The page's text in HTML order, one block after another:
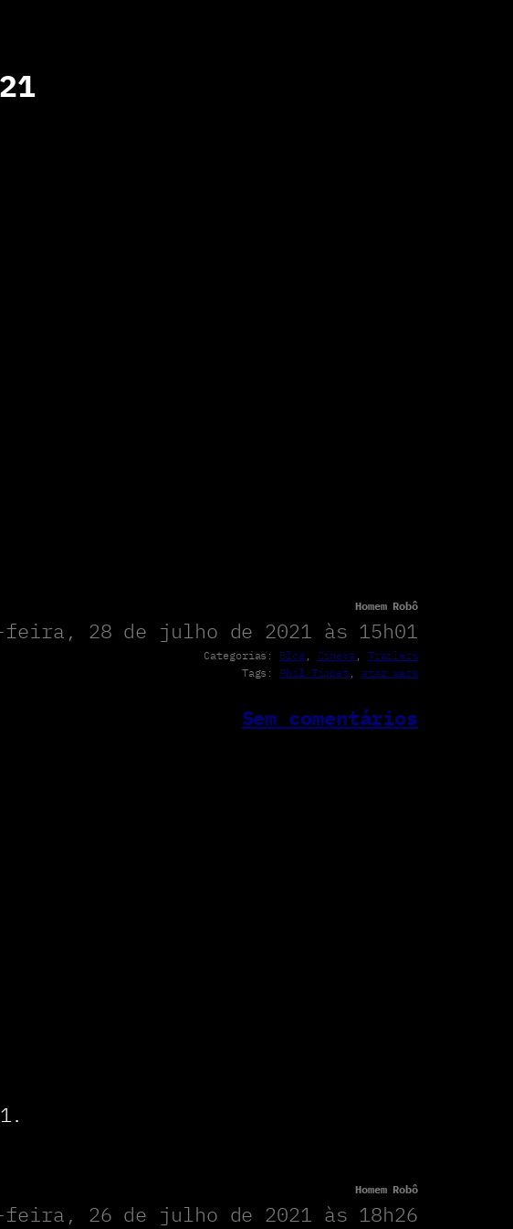
Homem Robô
feira, 28 de julho de 2021 às 15h01
Categorias: Blog, Cinema
Trailers
Tags: Phil Tippet star wars
Sem comentários
Homem Robô
feira, 26 de julho de 2021 às 18h26